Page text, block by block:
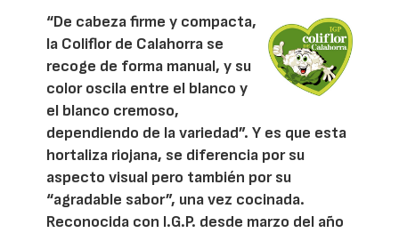
“De cabeza firme y compacta,
la Coliflor de Calahorra se
recoge de forma manual, y su
color oscila entre el blanco y
el blanco cremoso,
dependiendo de la variedad”. Y es que esta
hortaliza riojana, se diferencia por su
aspecto visual pero también por su
“agradable sabor”, una vez cocinada.
Reconocida con I.G.P. desde marzo del año